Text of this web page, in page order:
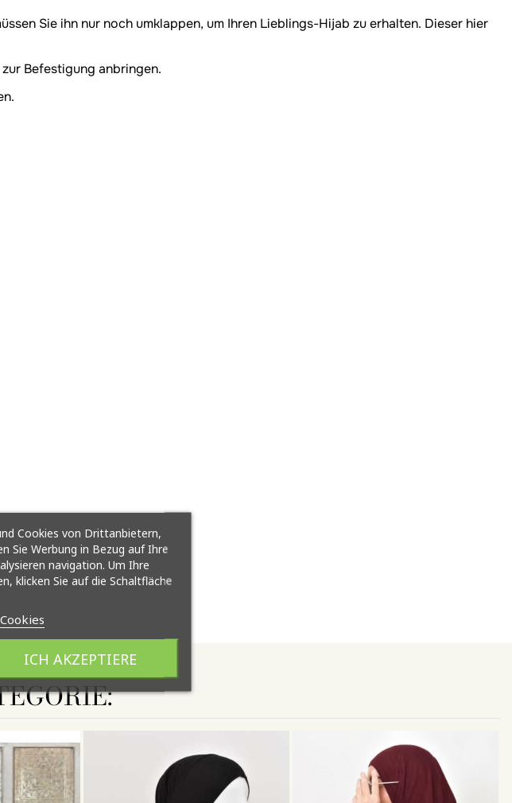
Sie ihn nur noch umklappen, um Ihren Lieblings-Hijab zu erhalten. Dieser hier
Befestigung anbringen.
Cookies von Drittanbietern,
Sie Werbung in Bezug auf Ihre
navigation. Um Ihre
klicken Sie auf die Schaltfläche
ICH AKZEPTIERE